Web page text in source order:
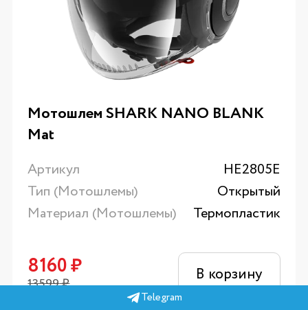
Мотошлем SHARK NANO BLANK
Mat
Артикул
HE2805E
Тип (Мотошлемы)
Открытый
Материал (Мотошлемы)
Термопластик
8160₽
13599₽ В корзину
Telegram